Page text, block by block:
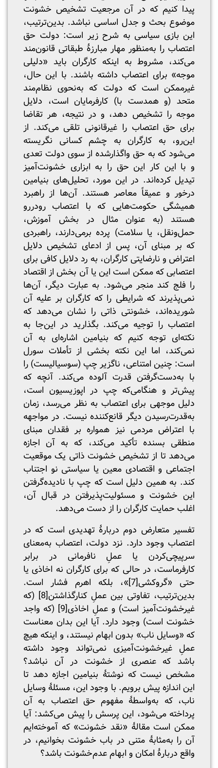
پیدا کنیم که در آن مرجعیت تشخیص خشونت
موضوع بحث و جدل اساسی نباشد. بدین‌ترتیب،
این بازی سیاسی به شرح زیر است: دولت حق
اعتصاب را به‌منظور مهار مبارزۀ طبقاتی قانون‌مند
می‌کند، مشروط به اینکه کارگران باید «دلیلی
موجه» برای اعتصاب داشته باشند. با این حال،
غیرممکن است که دولت که به‌نحوی نظام‌مند
متحد (و همدست با) کارفرمایان است، دلایل
موجه را تشخیص دهد، و در نتیجه، هر تقاضا
برای حق اعتصاب را غیرقانونی تلقی می‌کند. از
این‌رو، به کارگران به چشم کسانی نگریسته
می‌شود که به حق واگذارشده از سوی دولت تعدی
و با این کار این حق را به ابزاری خشونت‌آمیز
تیدیل کرده‌اند. در این مورد، تحلیل‌های بنیامین
درخور و عمیقاً معاصر هستند. آن‌ها از راهبرد
همیشگی حکومت‌هایی که با اعتصاب رودررو
هستند (به عنوان مثال در بخش آموزش،
حمل‌ونقل، یا سلامت) پرده برمی‌دارند، راهبردی
که بر مبنای آن، پس از ادعای تشخیص دلایل
اعتراض و نارضایتی کارگران، به رد دلایل کافی برای
اعتصابی که ممکن است این یا آن بخش از اقتصاد
را فلج کند منجر می‌شود. به عبارت دیگر، آن‌ها
نمی‌پذیرند که شرایطی را که کارگران بر علیه آن
شوریده‌اند، خشونتی ذاتی را نشان می‌دهد که
اعتصاب را توجیه می‌کند. بگذارید در این‌جا به
نکته‌ای توجه کنیم که بنیامین اشاره‌ای به آن
نمی‌کند، اما این نکته بخشی از تأملات سورل
است: چنین امتناعی، ناگزیر چپ (سوسیالیست) را
با به‌دست‌گرفتن قدرت آلوده می‌کند. آنچه که
پیش‌تر و هنگامی‌که چپ در اپوزیسیون است،
دلیل موجهی برای اعتصاب به نظر می‌رسد، زمان
به‌قدرت‌رسیدن دیگر قانع‌کننده نیست. در مواجهه
با اعتراض مردمی نیز همواره بر فقدان مبنای
منطقی بسنده تأکید می‌کند، که به آن اجازه
می‌دهد تا از تشخیص خشونت ذاتی یک موقعیت
اجتماعی و اقتصادی معین یا سیاستی نو اجتناب
کند. به همین دلیل است که چپ با نادیده‌گرفتن
این خشونت و مسئولیت‌پذیرفتن در قبال آن،
اغلب حمایت کارگران را از دست می‌دهد.
تفسیر متعارض دوم دربارۀ تهدیدی است که در
اعتصاب وجود دارد. نزد دولت، اعتصاب به‌معنای
سرپیچی‌کردن یا عملِ نافرمانی‌ در برابر
کارفرماست، در حالی که برای کارگران نه اخاذی یا
حتی «گروکشی[7] »، بلکه اهرم فشار است.
بدین‌ترتیب، تفاوتی بین عملِ کنارگذاشتن[8]
(که
غیرخشونت‌آمیز است) و عملِ اخاذی[9]
(که واجد
خشونت است) وجود دارد. آیا این بدان معناست
که «وسایل ناب» بدون ابهام نیستند، و اینکه هیچ
عملِ غیرخشونت‌آمیزی نمی‌تواند وجود داشته
باشد که عنصری از خشونت در آن نباشد؟
مشخص نیست که نوشتۀ بنیامین اجازه دهد تا
این اندازه پیش برویم. با وجود این، مسئلۀ وسایل
ناب، که به‌واسطۀ مفهوم حق اعتصاب به آن
پرداخته می‌شود، این پرسش را پیش می‌کشد: آیا
ممکن است مقالۀ «نقد خشونت» که آموخته‌ایم
آن را به‌مثابۀ متنی در باب خشونت بخوانیم، در
واقع دربارۀ امکان و ابهام عدم‌خشونت باشد؟